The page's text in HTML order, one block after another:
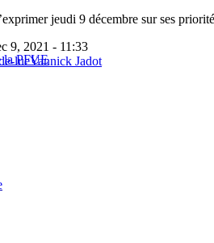
jeudi 9 décembre sur ses
la PFUE
9, 2021 - 11:33
lueYannick Jadot